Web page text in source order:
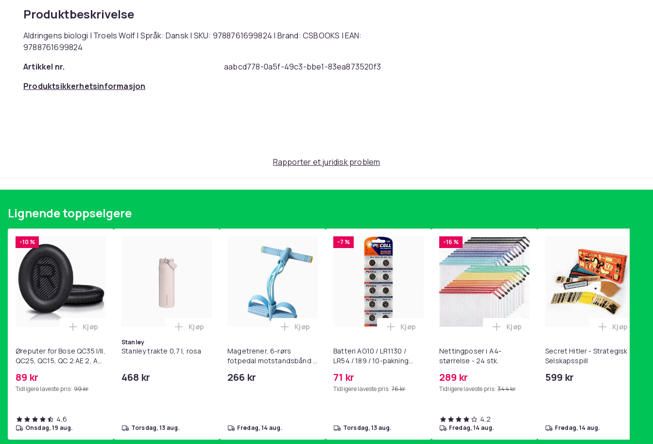
Produktbeskrivelse
Aldringens biologi | Troels Wolf | Språk: Dansk | SKU: 9788761699824 | Brand: CSBOOKS | EAN:
9788761699824
Artikkel nr.
aabcd778-0a5f-49c3-bbe1-83ea873520f3
Produktsikkerhetsinformasjon
Rapporter et juridisk problem
Lignende toppselgere
-10 %
Øreputer for Bose QC35 I/II,
QC25, QC15, QC 2 AE 2, AE
SoundLink Black
89 kr
Tidligere laveste pris: 99 kr
Legg Øreputer for Bose QC35 I/II, QC25, QC15, QC 2 AE 2, AE 2i, AE 2w, SoundTrue, SoundLink Black i handlekurven
Kjøp
4,6
onsdag, 19 aug.
Stanley
Stanley trakte 0,7 l, rosa
468 kr
Legg Stanley trakte 0,7 l, rosa i handlekurven
Kjøp
torsdag, 13 aug.
Magetrener, 6-rørs
fotpedal motstandsbånd -
yoga og
266 kr
Legg Magetrener, 6-rørs fotpedal motstandsbånd - mage- og kjernetrening, yoga og
Kjøp
fredag, 14 aug.
-7 %
Batteri AG10 / LR1130 /
LR54 / 189 / 10-pakning
71 kr
Tidligere laveste pris: 76 kr
Legg Batteri AG10 / LR1130 / LR54 / 189 / 10-pakning PKcell i
Kjøp
torsdag, 13 aug.
-16 %
Nettingposer i A4-
størrelse - 24 stk.
289 kr
Tidligere laveste pris: 344 kr
Legg Nettingposer i A4-størrelse - 24
Kjøp
4,2
fredag, 14 aug.
Secret Hitler - Strategisk
Selskapsspill
599 kr
Legg
Kjøp
fredag, 14 aug.